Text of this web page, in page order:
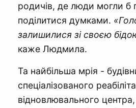
родичів, де люди могли б
поділитися думками.
залишилися зі своєю
каже Людмила.
Та найбільша мрія -
спеціалізованого
відновлювального